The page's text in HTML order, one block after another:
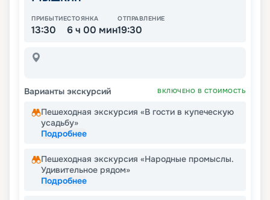
ПРИБЫТИЕ
13:30
СТОЯНКА
6 ч 00 мин
ОТПРАВЛЕНИЕ
19:30
Варианты экскурсий ВКЛЮЧЕНО В СТОИМОСТЬ
Пешеходная экскурсия «В гости в купеческую
усадьбу»
Подробнее
Пешеходная экскурсия «Народные промыслы.
Удивительное рядом»
Подробнее